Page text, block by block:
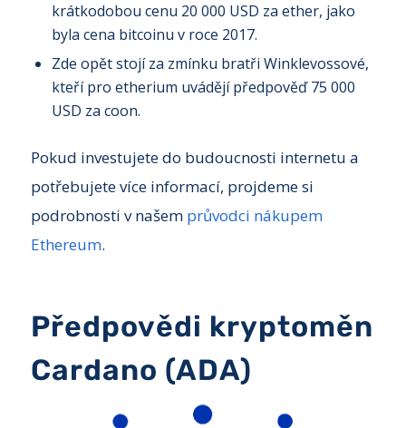
krátkodobou cenu 20 000 USD za ether, jako
byla cena bitcoinu v roce 2017.
Zde opět stojí za zmínku bratři Winklevossové,
kteří pro etherium uvádějí předpověď 75 000
USD za coon.
Pokud investujete do budoucnosti internetu a
potřebujete více informací, projdeme si
podrobnosti v našem průvodci nákupem
Ethereum.
Předpovědi kryptoměn
Cardano (ADA)